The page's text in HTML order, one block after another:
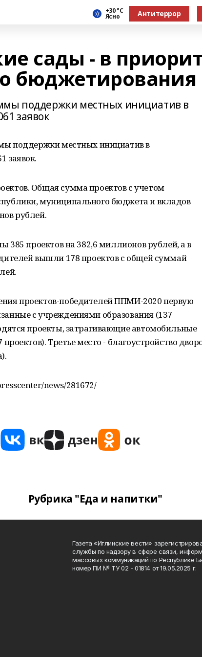
+30 °С
Ясно Антитеррор
сады - в
бюджетирования
поддержки местных инициатив в
заявок
поддержки местных инициатив в
заявок.
Общая сумма проектов с учетом
муниципального бюджета и вкладов
рублей.
385 проектов на 382,6 миллионов рублей, а в
вышли 178 проектов с общей суммай
проектов-победителей ППМИ-2020 первую
с учреждениями образования (137
проекты, затрагивающие автомобильные
Третье место - благоустройство
news/281672/
Рубрика "Еда и напитки"
Газета «Иглинские вести»
службы по надзору в сфере связи,
массовых коммуникаций по Республике
номер ПИ № ТУ 02 - 01814 от 19.05.2025 г.